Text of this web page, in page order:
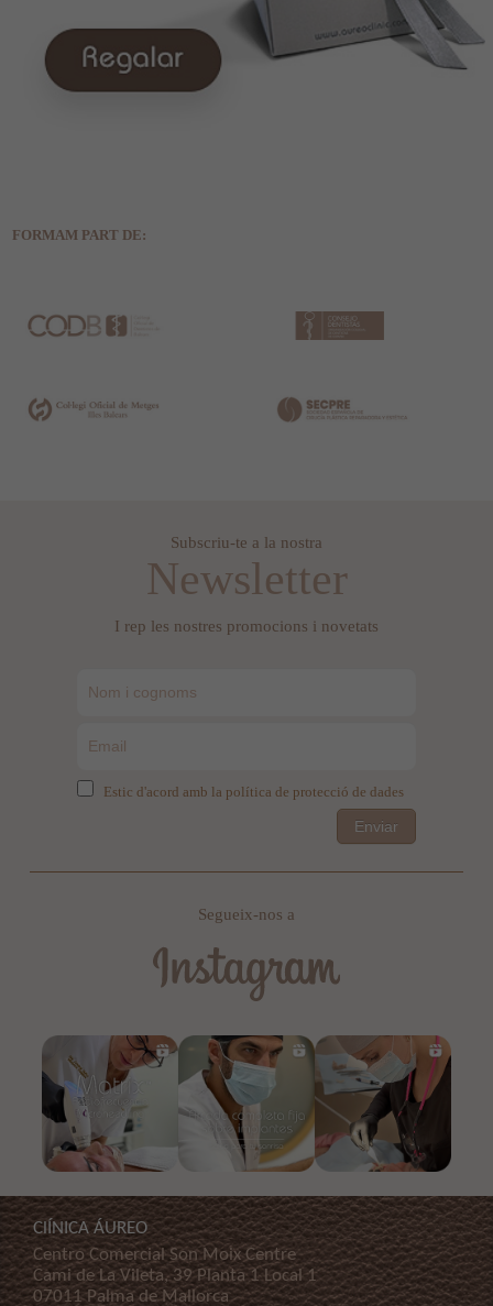
FORMAM PART DE:
Subscriu-te a la nostra
Newsletter
I rep les nostres promocions i novetats
Estic d'acord amb la política de protecció de dades
Enviar
Segueix-nos a
ClÍNICA ÁUREO
Centro Comercial Son Moix Centre
Cami de La Vileta, 39 Planta 1 Local 1
07011 Palma de Mallorca